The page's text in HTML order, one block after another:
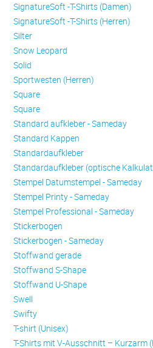
SignatureSoft -T-Shirts (Damen)
SignatureSoft -T-Shirts (Herren)
Silter
Snow Leopard
Solid
Sportwesten (Herren)
Square
Square
Standard aufkleber - Sameday
Standard Kappen
Standardaufkleber
Standardaufkleber (optische
Stempel Datumstempel - Sameday
Stempel Printy - Sameday
Stempel Professional - Sameday
Stickerbogen
Stickerbogen - Sameday
Stoffwand gerade
Stoffwand S-Shape
Stoffwand U-Shape
Swell
Swifty
T-shirt (Unisex)
T-Shirts mit V-Ausschnitt – Kurzarm